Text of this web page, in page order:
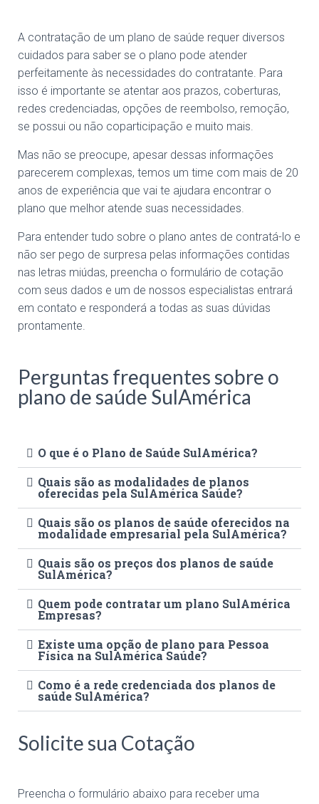
A contratação de um plano de saúde requer diversos
cuidados para saber se o plano pode atender
perfeitamente às necessidades do contratante. Para
isso é importante se atentar aos prazos, coberturas,
redes credenciadas, opções de reembolso, remoção,
se possui ou não coparticipação e muito mais.
Mas não se preocupe, apesar dessas informações
parecerem complexas, temos um time com mais de 20
anos de experiência que vai te ajudara encontrar o
plano que melhor atende suas necessidades.
Para entender tudo sobre o plano antes de contratá-lo e
não ser pego de surpresa pelas informações contidas
nas letras miúdas, preencha o formulário de cotação
com seus dados e um de nossos especialistas entrará
em contato e responderá a todas as suas dúvidas
prontamente.
Perguntas frequentes sobre o
plano de saúde SulAmérica
O que é o Plano de Saúde SulAmérica?
Quais são as modalidades de planos
oferecidas pela SulAmérica Saúde?
Quais são os planos de saúde oferecidos na
modalidade empresarial pela SulAmérica?
Quais são os preços dos planos de saúde
SulAmérica?
Quem pode contratar um plano SulAmérica
Empresas?
Existe uma opção de plano para Pessoa
Física na SulAmérica Saúde?
Como é a rede credenciada dos planos de
saúde SulAmérica?
Solicite sua Cotação
Preencha o formulário abaixo para receber uma